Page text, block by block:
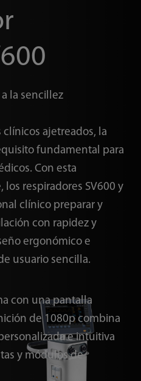
la sencillez
ajetreados, la
fundamental para
Con esta
respiradores SV600 y
clínico preparar y
con rapidez y
ergonómico e
usuario sencilla.
con una pantalla
de 1080p combina
e intuitiva
y módulos de